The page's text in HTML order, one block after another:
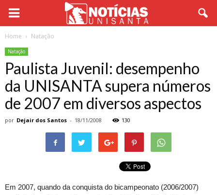
Home Natação
Natação
Paulista Juvenil: desempenho
da UNISANTA supera números
de 2007 em diversos aspectos
por Dejair dos Santos - 18/11/2008 130
Em 2007, quando da conquista do bicampeonato (2006/2007)